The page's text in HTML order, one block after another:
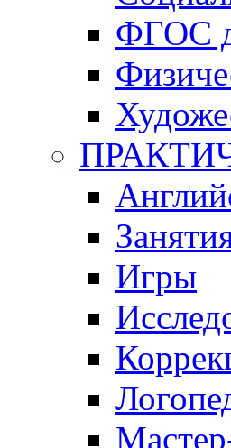
ФГОС
Игры